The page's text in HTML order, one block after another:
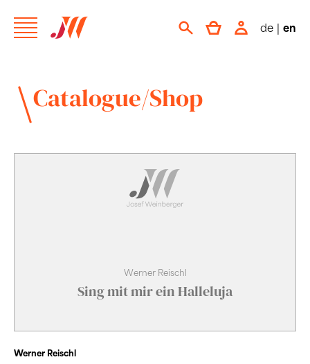
de | en
Catalogue/Shop
Werner Reischl
Sing mit mir ein Halleluja
Werner Reischl